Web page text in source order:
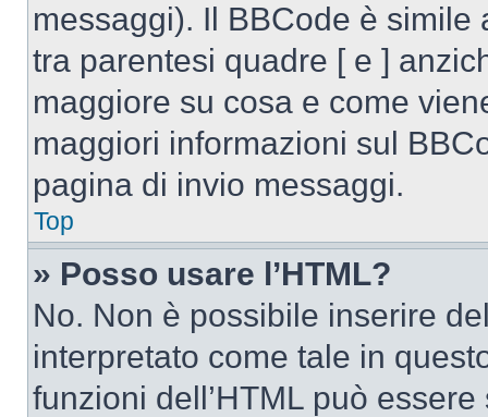
messaggi). Il BBCode è simile
tra parentesi quadre [ e ]
maggiore su cosa e come
maggiori informazioni sul
pagina di invio messaggi.
Top
» Posso usare l’HTML?
No. Non è possibile inserire
interpretato come tale in
funzioni dell’HTML può